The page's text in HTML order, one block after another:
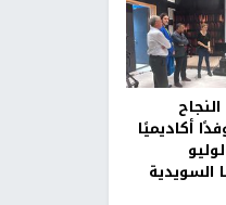
أكاديميًا
السويدية